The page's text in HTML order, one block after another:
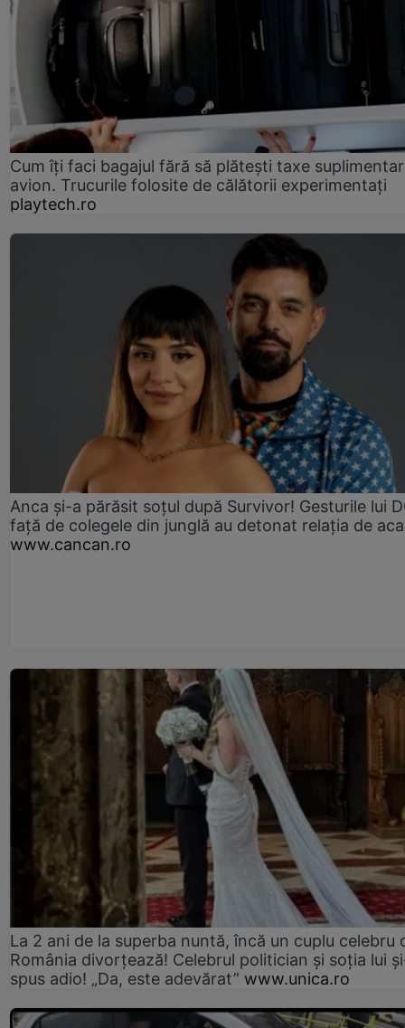
Cum îți faci bagajul fără să plătești taxe
avion. Trucurile folosite de călătorii experimentați
playtech.ro
Anca și-a părăsit soțul după Survivor! Gesturile lui
față de colegele din junglă au detonat relația de
www.cancan.ro
La 2 ani de la superba nuntă, încă un cuplu celebru
România divorțează! Celebrul politician și soția lui
spus adio! „Da, este adevărat” www.unica.ro